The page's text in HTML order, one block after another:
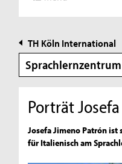
TH Köln International
Sprachlernzentrum
Porträt
Josefa Jimeno Patrón
für Italienisch am